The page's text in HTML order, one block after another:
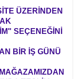
ÜZERİNDEN
SEÇENEĞİNİ
BİR İŞ GÜNÜ